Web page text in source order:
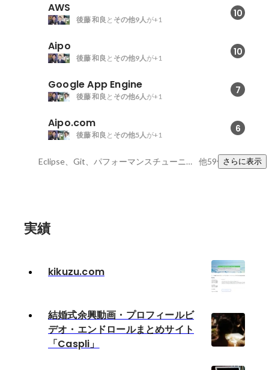
AWS 10
後藤 和良 と その他9人が+1
Aipo 10
後藤 和良 と その他9人が+1
Google App Engine 7
後藤 和良 と その他6人が+1
Aipo.com 6
後藤 和良 と その他5人が+1
Eclipse、Git、パフォーマンスチューニング 他59件さらに表示
実績
kikuzu.com
結婚式余興動画・プロフィールビ
デオ・エンドロールまとめサイト
「Caspli」